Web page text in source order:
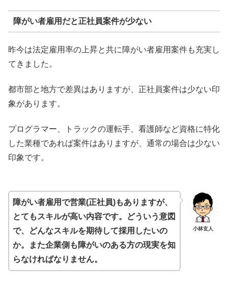
障がい者雇用だと正社員案件が少ない
昨今は法定雇用率の上昇と共に障がい者雇用案件も充実し
てきました。
都市部と地方で差異はありますが、正社員案件は少ない印
象があります。
プログラマー、トラックの運転手、看護師など資格に特化
した業種であれば案件はありますが、通常の場合は少ない
印象です。
小林玄人
障がい者雇用で営業(正社員)もありますが、
とてもスキルが高い内容です。どういう意図
で、どんなスキルを期待して採用したいの
か。また企業側も障がいのある方の現実を知
らなければなりません。